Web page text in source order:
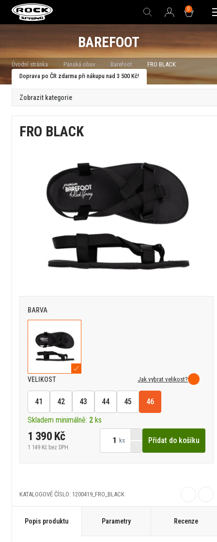
0
BAREFOOT
Úvodní stránka Pánská obuv Barefoot
FRO BLACK
Doprava po ČR zdarma při nákupu nad 3 500 Kč!
FRO BLACK
BARVA
VELIKOST Jak vybrat velikost?
41 42 43 44 45
46
Skladem minimálně: 2 ks
1 390 Kč
1 149 Kč bez DPH
ks Přidat do košíku
KATALOGOVÉ ČÍSLO: 1200419_FRO_BLACK
Popis produktu Parametry Recenze
Zobrazit kategorie